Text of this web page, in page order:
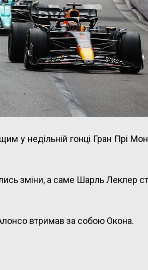
у недільній гонці Гран Прі
зміни, а саме Шарль Леклер
втримав за собою Окона.